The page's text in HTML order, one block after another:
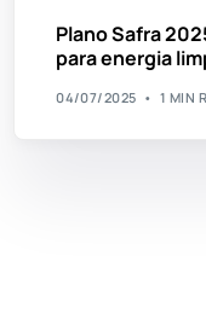
Plano Safra
para energia
04/07/2025 1 MIN